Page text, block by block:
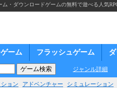
・ダウンロードゲームの無料で遊べる人気
ーム フラッシュゲーム
ジャンル詳細
ョン アドベンチャー シミュレーション